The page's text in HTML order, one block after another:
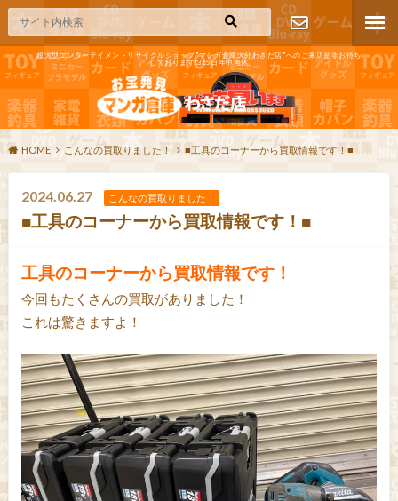
超大型エンターテイメントリサイクルショップ"マンガ倉庫大分わさだ店"へのご来店是非お待ち
しております!365日年中無休
お問い合わ
せ
HOME こんなの買取りました！ ■工具のコーナーから買取情報です！■
2024.06.27 こんなの買取りました！
■工具のコーナーから買取情報です！■
工具のコーナーから買取情報です！
今回もたくさんの買取がありました！
これは驚きますよ！